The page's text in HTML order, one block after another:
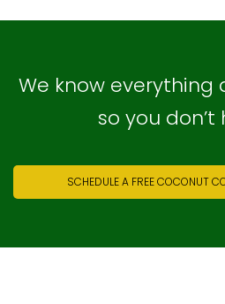
We know everything
so you don’t
SCHEDULE A FREE COCONUT